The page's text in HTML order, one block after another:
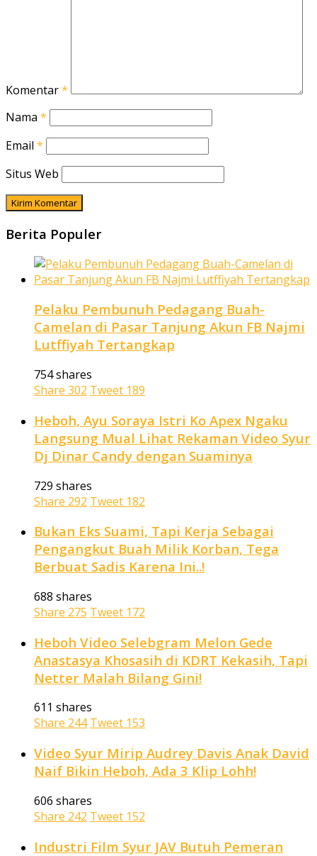
Komentar*
Nama *
Email *
Situs Web
Berita Populer
Pelaku Pembunuh Pedagang Buah-
Camelan di Pasar Tanjung Akun FB Najmi
Lutffiyah Tertangkap
754 shares
Share 302 Tweet 189
Heboh, Ayu Soraya Istri Ko Apex Ngaku
Langsung Mual Lihat Rekaman Video Syur
Dj Dinar Candy dengan Suaminya
729 shares
Share 292 Tweet 182
Bukan Eks Suami, Tapi Kerja Sebagai
Pengangkut Buah Milik Korban, Tega
Berbuat Sadis Karena Ini..!
688 shares
Share 275 Tweet 172
Heboh Video Selebgram Melon Gede
Anastasya Khosasih di KDRT Kekasih, Tapi
Netter Malah Bilang Gini!
611 shares
Share 244 Tweet 153
Video Syur Mirip Audrey Davis Anak David
Naif Bikin Heboh, Ada 3 Klip Lohh!
606 shares
Share 242 Tweet 152
Industri Film Syur JAV Butuh Pemeran